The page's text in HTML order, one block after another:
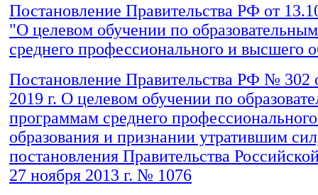
Постановление Правительства РФ от
"О целевом обучении по
среднего профессионального и высшего
Постановление Правительства РФ № 302
2019 г. О целевом обучении по
программам среднего
образования и признании утратившим
постановления Правительства
27 ноября 2013 г. № 1076